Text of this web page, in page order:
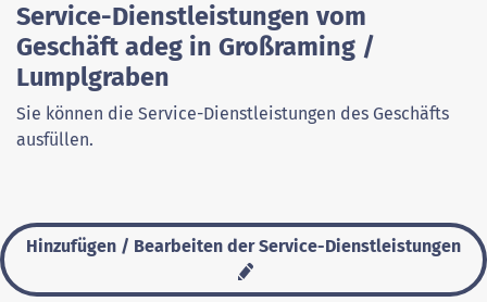
Service-Dienstleistungen vom
Geschäft adeg in Großraming /
Lumplgraben
Sie können die Service-Dienstleistungen des Geschäfts
ausfüllen.
Hinzufügen / Bearbeiten der Service-Dienstleistungen